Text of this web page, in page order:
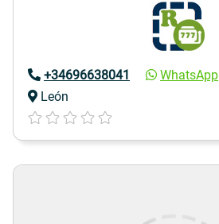
+34696638041
WhatsApp
León